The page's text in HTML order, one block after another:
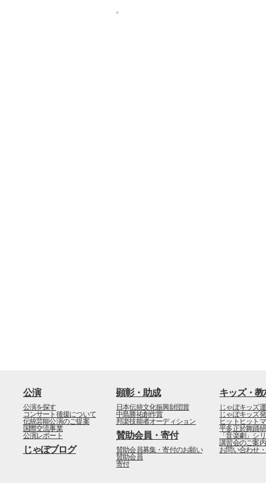
公演
公演を探す
コンサート後援について
伝統芸能公演のご提案
国際交流事業
公演レポート
じゃぽブログ
顕彰・助成
日本伝統文化振興財団賞
中島勝祐創作賞
邦楽技能者オーディション
賛助会員・寄付
賛助会員募集・寄付のお願い
賛助会員
寄付
キッズ・教
じゃぽキッズ
じゃぽキッズ
ヒットヒット
平多正於舞踊
「音楽劇」シ
講習会のご案内
お問い合わせ